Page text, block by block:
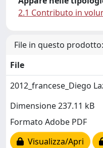
2.1 Contributo in
File in questo prodotto:
File
2012_francese_Diego
Dimensione 237.11 kB
Formato Adobe PDF
Visualizza/Apri